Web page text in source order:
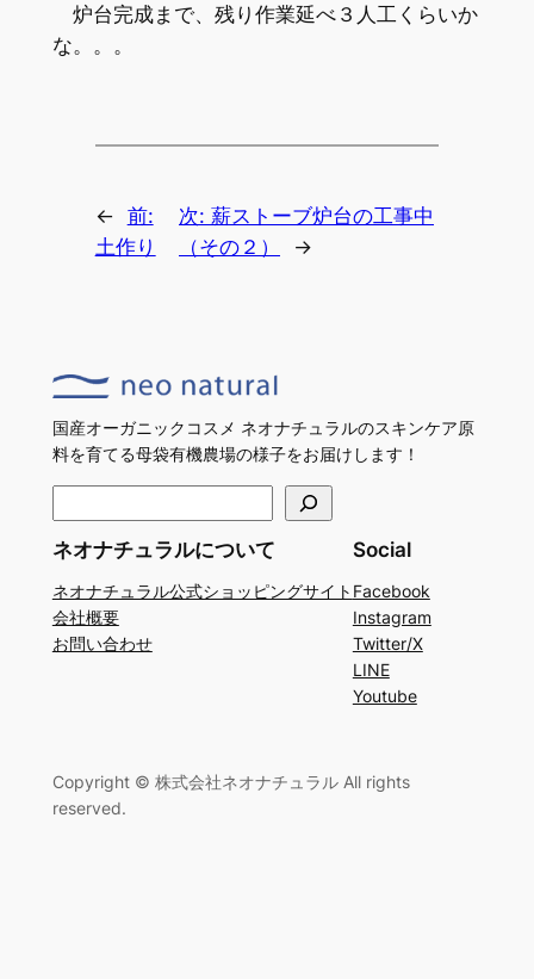
炉台完成まで、残り作業延べ３人工くらいか
な。。。
← 前:
土作り
次: 薪ストーブ炉台の工事中
（その２）
→
国産オーガニックコスメ ネオナチュラルのスキンケア原
料を育てる母袋有機農場の様子をお届けします！
ネオナチュラルについて
ネオナチュラル公式ショッピングサイト
会社概要
お問い合わせ
Social
Facebook
Instagram
Twitter/X
LINE
Youtube
Copyright © 株式会社ネオナチュラル All rights
reserved.